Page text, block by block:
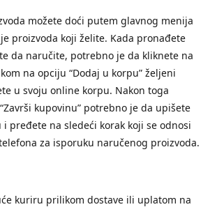
možete doći putem glavnog menija
proizvoda koji želite. Kada pronađete
da naručite, potrebno je da kliknete na
na opciju “Dodaj u korpu” željeni
u svoju online korpu. Nakon toga
kupovinu” potrebno je da upišete
pređete na sledeći korak koji se odnosi
za isporuku naručenog proizvoda.
kuriru prilikom dostave ili uplatom na